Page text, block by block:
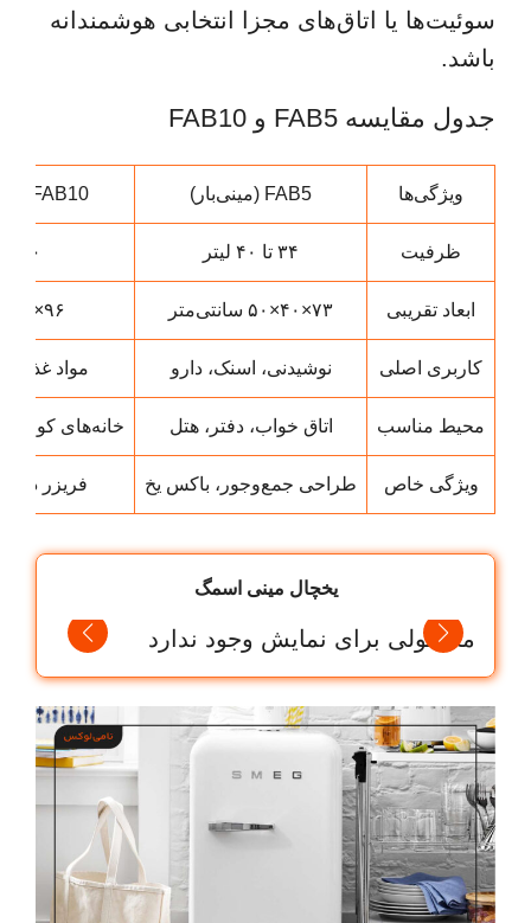
سوئیت‌ها یا اتاق‌های مجزا انتخابی هوشمندانه
باشد.
جدول مقایسه FAB5 و FAB10
ویژگی‌ها FAB5 (مینی‌بار) FAB10 (مینی یخچال کامل)
ظرفیت ۳۴ تا ۴۰ لیتر ۱۰۰ تا ۱۳۵ لیتر
ابعاد تقریبی ۷۳×۴۰×۵۰ سانتی‌متر ۹۶×۵۴×۶۵ سانتی‌متر
کاربری اصلی نوشیدنی، اسنک، دارو مواد
محیط مناسب اتاق خواب، دفتر، هتل خانه‌های
ویژگی خاص طراحی جمع‌وجور، باکس یخ فریزر
یخچال مینی اسمگ
محصولی برای نمایش وجود ندارد